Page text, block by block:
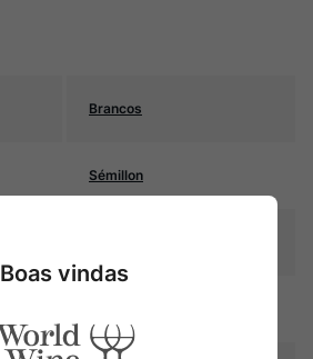
Brancos
Sémillon
Boas vindas